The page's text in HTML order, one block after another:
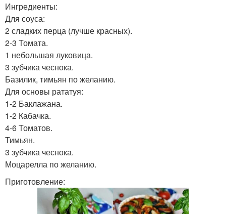
Ингредиенты:
Для соуса:
2 сладких перца (лучше красных).
2-3 Томата.
1 небольшая луковица.
3 зубчика чеснока.
Базилик, тимьян по желанию.
Для основы рататуя:
1-2 Баклажана.
1-2 Кабачка.
4-6 Томатов.
Тимьян.
3 зубчика чеснока.
Моцарелла по желанию.
Приготовление: